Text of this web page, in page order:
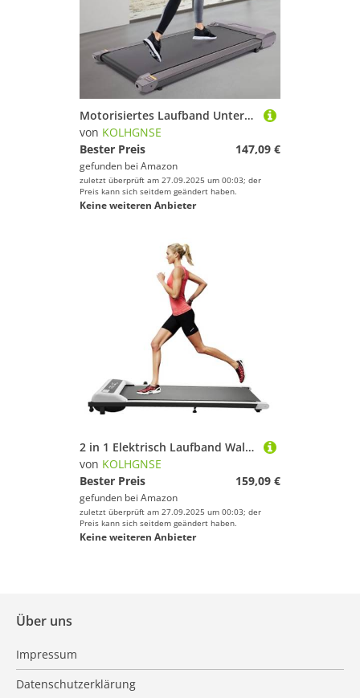
Motorisiertes Laufband Untertisch-Laufband Fitnessstudio Büro Walking Pad Joging Elektrisch Walkpad 1-6 km/h Heimtrainer Fitnessgerät Walkingpad LCD für Erwachsene, Jugendliche und sogar ältere Mensch
von KOLHGNSE
Bester Preis
147,09 €
gefunden bei Amazon
zuletzt überprüft am 27.09.2025 um 00:03; der
Preis kann sich seitdem geändert haben.
Keine weiteren Anbieter
2 in 1 Elektrisch Laufband Walking Pad 6Km/h Laufbände Heimtrainer Fitnessgerät Klappbares Elektrisches Laufband mit LED-Anzeige, Laufbänder für Zuhause, Geräuscharm & Knieschutz (Weiß)
von KOLHGNSE
Bester Preis
159,09 €
gefunden bei Amazon
zuletzt überprüft am 27.09.2025 um 00:03; der
Preis kann sich seitdem geändert haben.
Keine weiteren Anbieter
Über uns
Impressum
Datenschutzerklärung